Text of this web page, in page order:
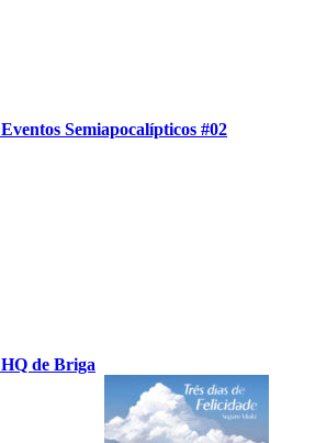
Eventos Semiapocalípticos #02
HQ de Briga